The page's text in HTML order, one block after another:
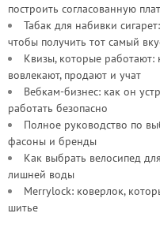
построить согласованную
Табак для набивки
чтобы получить тот самый
Квизы, которые работают:
вовлекают, продают и учат
Вебкам-бизнес: как он
работать безопасно
Полное руководство по
фасоны и бренды
Как выбрать велосипед
лишней воды
Merrylock: коверлок,
шитье